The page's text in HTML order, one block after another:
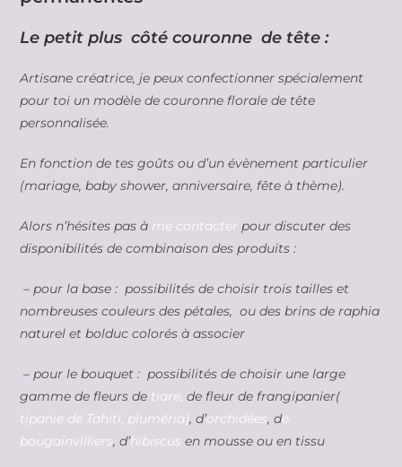
Le petit plus côté couronne de tête :
Artisane créatrice, je peux confectionner spécialement
pour toi un modèle de couronne florale de tête
personnalisée.
En fonction de tes goûts ou d’un évènement particulier
(mariage, baby shower, anniversaire, fête à thème).
Alors n’hésites pas à me contacter pour discuter des
disponibilités de combinaison des produits :
– pour la base : possibilités de choisir trois tailles et
nombreuses couleurs des pétales, ou des brins de raphia
naturel et bolduc colorés à associer
– pour le bouquet : possibilités de choisir une large
gamme de fleurs de tiare, de fleur de frangipanier(
tipanie de Tahiti, pluméria), d’orchidées, de
bougainvilliers, d’hibiscus en mousse ou en tissu